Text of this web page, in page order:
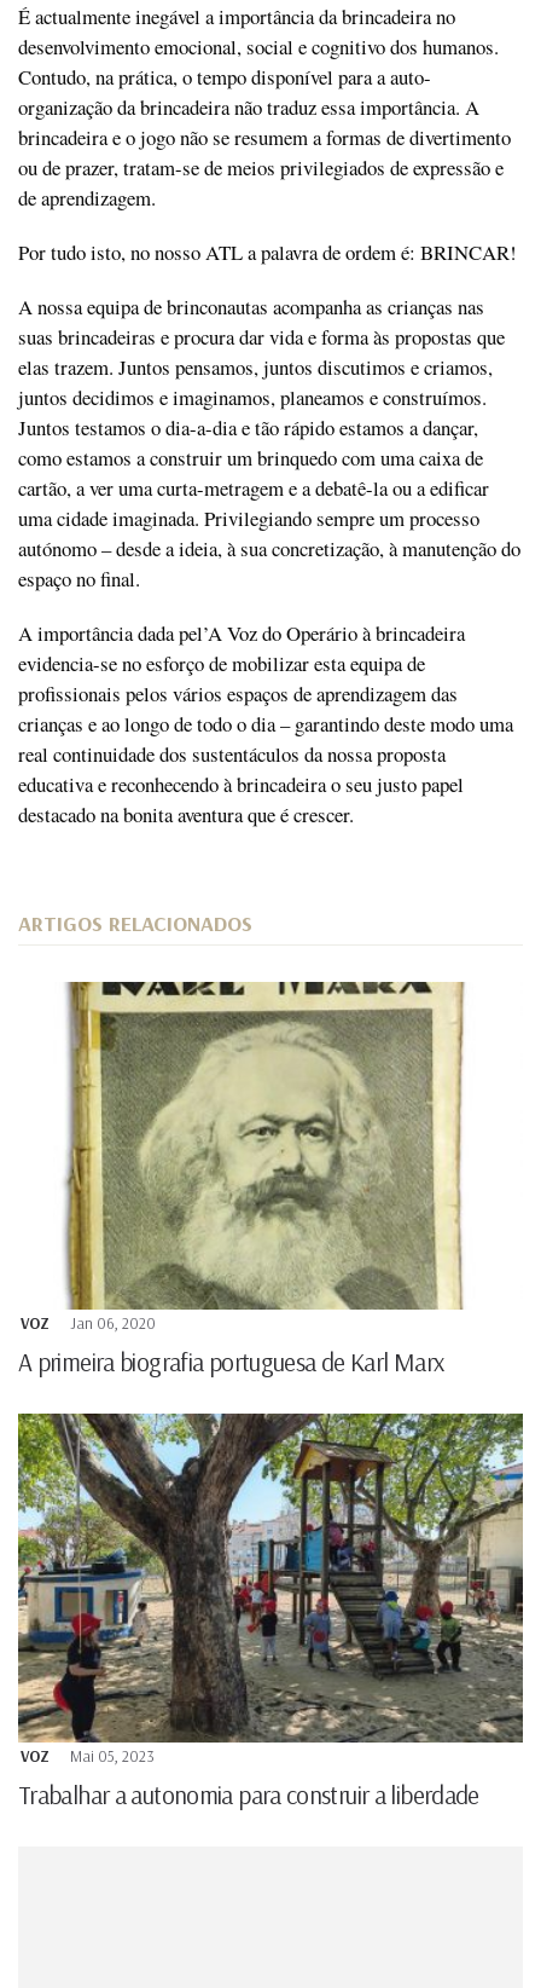
É actualmente inegável a importância da brincadeira no
desenvolvimento emocional, social e cognitivo dos humanos.
Contudo, na prática, o tempo disponível para a auto-
organização da brincadeira não traduz essa importância. A
brincadeira e o jogo não se resumem a formas de divertimento
ou de prazer, tratam-se de meios privilegiados de expressão e
de aprendizagem.
Por tudo isto, no nosso ATL a palavra de ordem é: BRINCAR!
A nossa equipa de brinconautas acompanha as crianças nas
suas brincadeiras e procura dar vida e forma às propostas que
elas trazem. Juntos pensamos, juntos discutimos e criamos,
juntos decidimos e imaginamos, planeamos e construímos.
Juntos testamos o dia-a-dia e tão rápido estamos a dançar,
como estamos a construir um brinquedo com uma caixa de
cartão, a ver uma curta-metragem e a debatê-la ou a edificar
uma cidade imaginada. Privilegiando sempre um processo
autónomo – desde a ideia, à sua concretização, à manutenção do
espaço no final.
A importância dada pel’A Voz do Operário à brincadeira
evidencia-se no esforço de mobilizar esta equipa de
profissionais pelos vários espaços de aprendizagem das
crianças e ao longo de todo o dia – garantindo deste modo uma
real continuidade dos sustentáculos da nossa proposta
educativa e reconhecendo à brincadeira o seu justo papel
destacado na bonita aventura que é crescer.
ARTIGOS RELACIONADOS
VOZ Jan 06, 2020
A primeira biografia portuguesa de Karl Marx
VOZ Mai 05, 2023
Trabalhar a autonomia para construir a liberdade